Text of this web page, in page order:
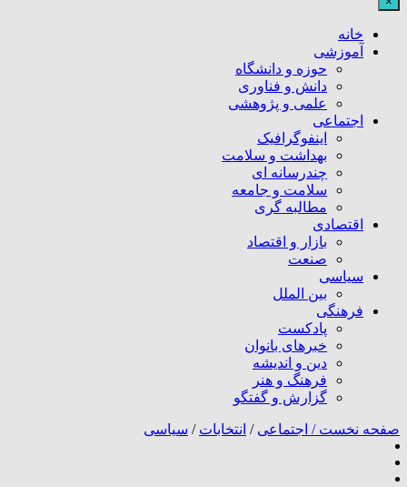
خانه
آموزشی
حوزه و دانشگاه
دانش و فناوری
علمی و پژوهشی
اجتماعی
اینفوگرافیک
بهداشت و سلامت
چندرسانه ای
سلامت و جامعه
مطالبه گری
اقتصادی
بازار و اقتصاد
صنعت
سیاسی
بین الملل
فرهنگی
پادکست
خبرهای بانوان
دین و اندیشه
فرهنگ و هنر
گزارش و گفتگو
صفحه نخست / اجتماعی / انتخابات / سیاسی